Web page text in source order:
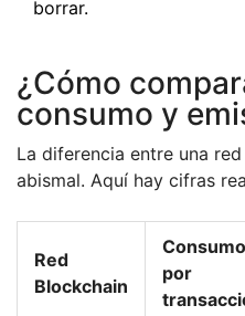
borrar.
¿Cómo
consumo y
La diferencia entre una
abismal. Aquí hay cifras
Red
Blockchain
Consumo
por